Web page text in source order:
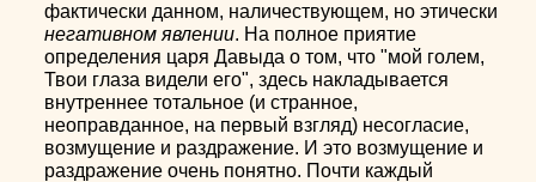
фактически данном, наличествующем, но этически
негативном явлении. На полное приятие
определения царя Давыда о том, что "мой голем,
Твои глаза видели его", здесь накладывается
внутреннее тотальное (и странное,
неоправданное, на первый взгляд) несогласие,
возмущение и раздражение. И это возмущение и
раздражение очень понятно. Почти каждый